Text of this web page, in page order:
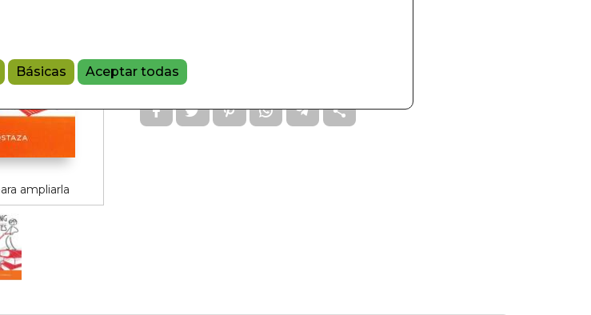
Básicas Aceptar todas
ampliarla
9788494531729